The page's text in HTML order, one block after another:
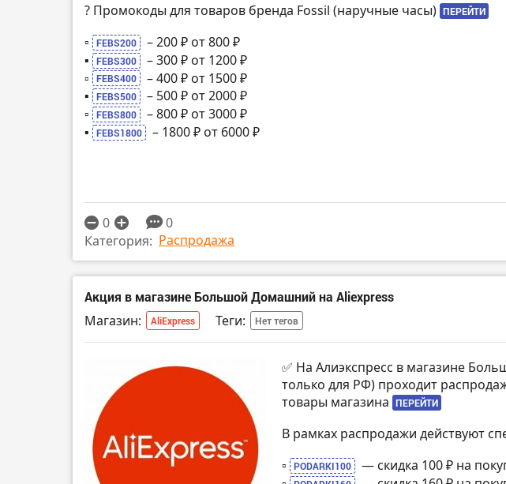
? Промокоды для товаров бренда Fossil (наручные часы) ПЕРЕЙТИ
▫️ FEBS200
– 200 ₽ от 800 ₽
▪️
FEBS300
– 300 ₽ от 1200 ₽
▫️
FEBS400
– 400 ₽ от 1500 ₽
▪️
FEBS500
– 500 ₽ от 2000 ₽
▫️
FEBS800
– 800 ₽ от 3000 ₽
▪️
FEBS1800 – 1800 ₽ от 6000 ₽
0
0
Категория: Распродажа
Акция в магазине Большой Домашний на Aliexpress
Магазин: AliExpress Теги: Нет тегов
✅ На Алиэкспресс в магазине
только для РФ) проходит
товары магазина ПЕРЕЙТИ
В рамках распродажи действуют
▫️
PODARKI100
— скидка 100 ₽ на